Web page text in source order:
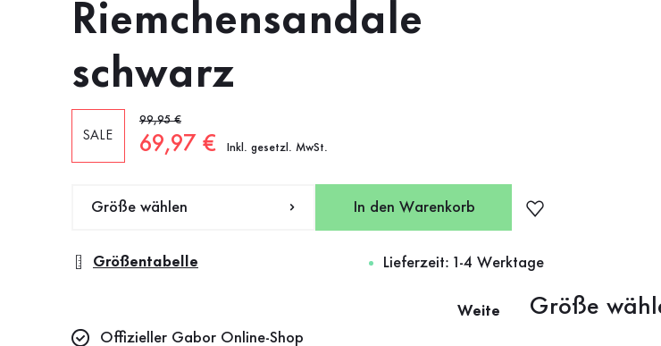
Riemchensandale
schwarz
SALE
Alter Preis
99,95 €
Neuer Preis
69,97 € Inkl. gesetzl. MwSt.
Größe wählen In den Warenkorb
Größentabelle Lieferzeit: 1-4 Werktage
Weitere Farben
Größe
Offizieller Gabor Online-Shop